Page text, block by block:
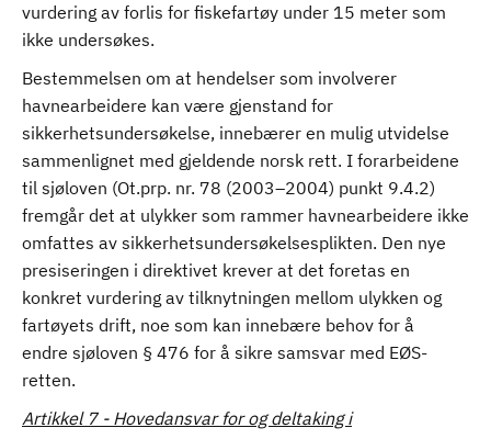
vurdering av forlis for fiskefartøy under 15 meter som
ikke undersøkes.
Bestemmelsen om at hendelser som involverer
havnearbeidere kan være gjenstand for
sikkerhetsundersøkelse, innebærer en mulig utvidelse
sammenlignet med gjeldende norsk rett. I forarbeidene
til sjøloven (Ot.prp. nr. 78 (2003–2004) punkt 9.4.2)
fremgår det at ulykker som rammer havnearbeidere ikke
omfattes av sikkerhetsundersøkelsesplikten. Den nye
presiseringen i direktivet krever at det foretas en
konkret vurdering av tilknytningen mellom ulykken og
fartøyets drift, noe som kan innebære behov for å
endre sjøloven § 476 for å sikre samsvar med EØS-
retten.
Artikkel 7 - Hovedansvar for og deltaking i